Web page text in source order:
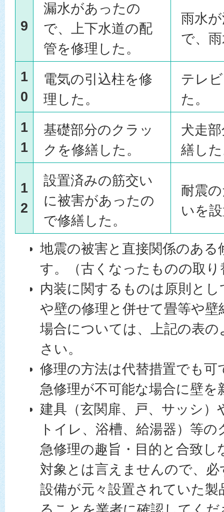
9
漏水があったの
で、上下水道の配
管を修理した。
雨水
で、
1
0
電気の引込柱を修
理した。
テレ
た。
1
1
基礎部分のクラッ
クを修繕した。
犬走
繕し
1
2
設置済みの筋交い
に被害があったの
で修繕した。
耐震
いを
地震の被害と直接関係のある
す。（古くなったものの取
内装に関するものは原則と
や壁の修理と併せて畳等や
場合については、上記の表
さい。
修理の方法は代替措置でも可
急修理が不可能な場合に壁を
建具（玄関扉、戸、サッシ）
トイレ、浴槽、給湯器）等
急修理の趣旨・目的と合致し
対象とは言えませんので、
設備が元々設置されていた